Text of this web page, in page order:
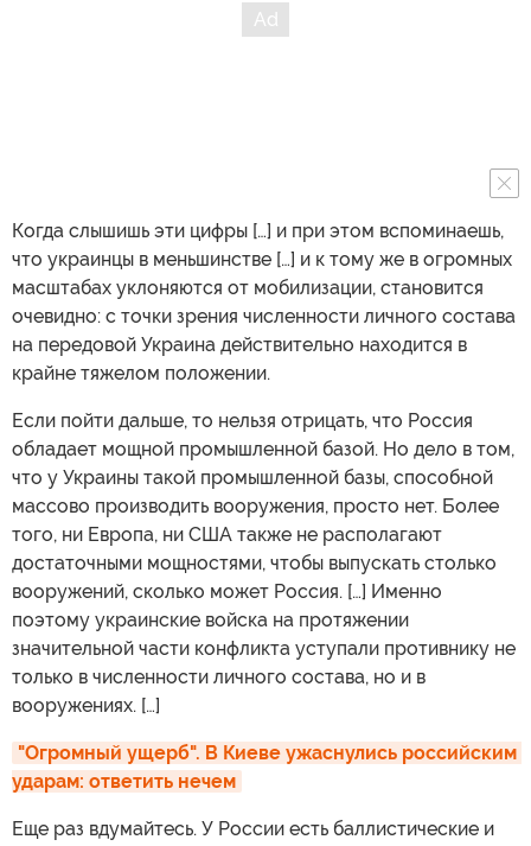
Когда слышишь эти цифры […] и при этом вспоминаешь,
что украинцы в меньшинстве […] и к тому же в огромных
масштабах уклоняются от мобилизации, становится
очевидно: с точки зрения численности личного состава
на передовой Украина действительно находится в
крайне тяжелом положении.
Если пойти дальше, то нельзя отрицать, что Россия
обладает мощной промышленной базой. Но дело в том,
что у Украины такой промышленной базы, способной
массово производить вооружения, просто нет. Более
того, ни Европа, ни США также не располагают
достаточными мощностями, чтобы выпускать столько
вооружений, сколько может Россия. […] Именно
поэтому украинские войска на протяжении
значительной части конфликта уступали противнику не
только в численности личного состава, но и в
вооружениях. […]
"Огромный ущерб". В Киеве ужаснулись российским
ударам: ответить нечем
Еще раз вдумайтесь. У России есть баллистические и